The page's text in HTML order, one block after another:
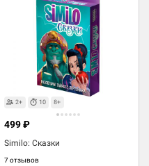
2+ 10 8+
Similo: Сказки
7 отзывов
499 ₽